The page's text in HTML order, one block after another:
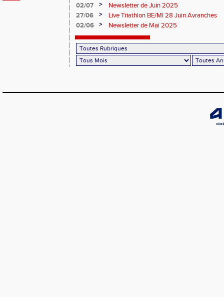
02/07
>
Newsletter de Juin 2025
27/06
>
Live Triathlon BE/MI 28 Juin Avranches
02/06
> Newsletter de Mai 2025